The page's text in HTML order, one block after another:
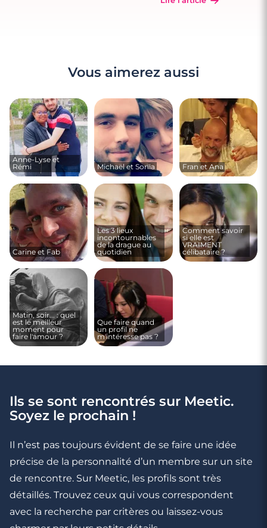
Vous aimerez aussi
Anne-Lyse et
Rémi
Michaël et Sonia Fran et Ana
Carine et Fab
Les 3 lieux
incontournables
de la drague au
quotidien
Comment savoir
si elle est
VRAIMENT
célibataire ?
Matin, soir... : quel
est le meilleur
moment pour
faire l'amour ?
Que faire quand
un profil ne
m'intéresse pas ?
Ils se sont rencontrés sur Meetic.
Soyez le prochain !
Il n’est pas toujours évident de se faire une idée
précise de la personnalité d’un membre sur un site
de rencontre. Sur Meetic, les profils sont très
détaillés. Trouvez ceux qui vous correspondent
avec la recherche par critères ou laissez-vous